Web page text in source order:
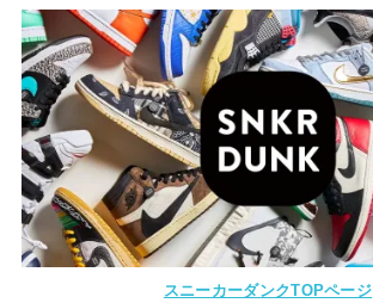
スニーカーダンクTOPページ